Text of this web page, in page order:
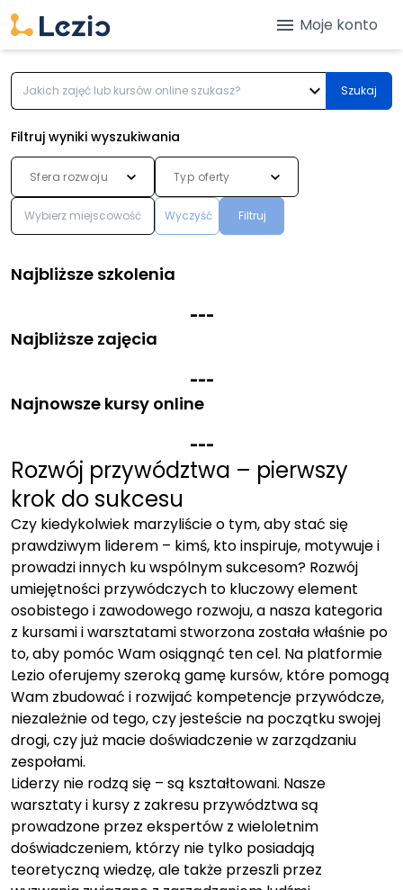
menu Moje konto
expand_more Szukaj
Filtruj wyniki wyszukiwania
Sfera rozwoju Typ oferty
Wyczyść Filtruj
Najbliższe szkolenia
---
Najbliższe zajęcia
---
Najnowsze kursy online
---
Rozwój przywództwa – pierwszy
krok do sukcesu
Czy kiedykolwiek marzyliście o tym, aby stać się
prawdziwym liderem – kimś, kto inspiruje, motywuje i
prowadzi innych ku wspólnym sukcesom? Rozwój
umiejętności przywódczych to kluczowy element
osobistego i zawodowego rozwoju, a nasza kategoria
z kursami i warsztatami stworzona została właśnie po
to, aby pomóc Wam osiągnąć ten cel. Na platformie
Lezio oferujemy szeroką gamę kursów, które pomogą
Wam zbudować i rozwijać kompetencje przywódcze,
niezależnie od tego, czy jesteście na początku swojej
drogi, czy już macie doświadczenie w zarządzaniu
zespołami.
Liderzy nie rodzą się – są kształtowani. Nasze
warsztaty i kursy z zakresu przywództwa są
prowadzone przez ekspertów z wieloletnim
doświadczeniem, którzy nie tylko posiadają
teoretyczną wiedzę, ale także przeszli przez